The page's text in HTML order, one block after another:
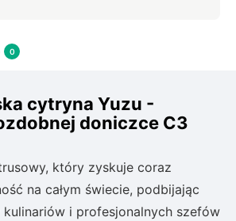
0
cytryna Yuzu -
doniczce C3
który zyskuje coraz
na całym świecie, podbijając
kulinariów i profesjonalnych szefów